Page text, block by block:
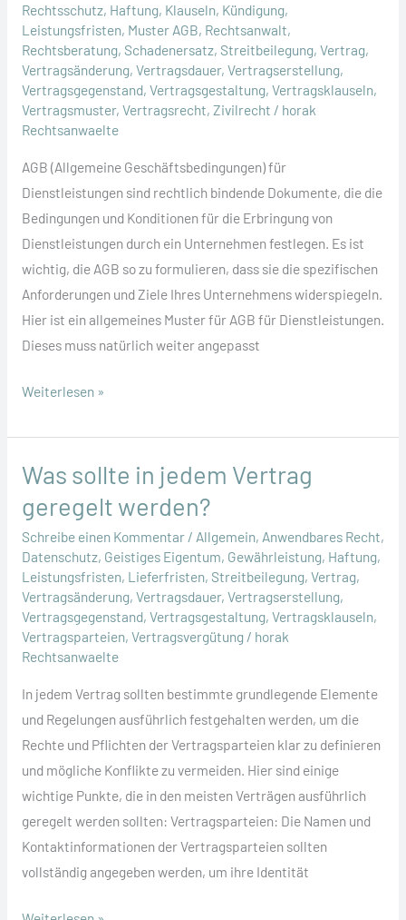
Rechtsschutz, Haftung, Klauseln, Kündigung,
Leistungsfristen, Muster AGB, Rechtsanwalt,
Rechtsberatung, Schadenersatz, Streitbeilegung, Vertrag,
Vertragsänderung, Vertragsdauer, Vertragserstellung,
Vertragsgegenstand, Vertragsgestaltung, Vertragsklauseln,
Vertragsmuster, Vertragsrecht, Zivilrecht / horak
Rechtsanwaelte
AGB (Allgemeine Geschäftsbedingungen) für
Dienstleistungen sind rechtlich bindende Dokumente, die die
Bedingungen und Konditionen für die Erbringung von
Dienstleistungen durch ein Unternehmen festlegen. Es ist
wichtig, die AGB so zu formulieren, dass sie die spezifischen
Anforderungen und Ziele Ihres Unternehmens widerspiegeln.
Hier ist ein allgemeines Muster für AGB für Dienstleistungen.
Dieses muss natürlich weiter angepasst
AGB
Dienstleistungen
Weiterlesen »
Was sollte in jedem Vertrag
geregelt werden?
Schreibe einen Kommentar / Allgemein, Anwendbares Recht,
Datenschutz, Geistiges Eigentum, Gewährleistung, Haftung,
Leistungsfristen, Lieferfristen, Streitbeilegung, Vertrag,
Vertragsänderung, Vertragsdauer, Vertragserstellung,
Vertragsgegenstand, Vertragsgestaltung, Vertragsklauseln,
Vertragsparteien, Vertragsvergütung/ horak
Rechtsanwaelte
In jedem Vertrag sollten bestimmte grundlegende Elemente
und Regelungen ausführlich festgehalten werden, um die
Rechte und Pflichten der Vertragsparteien klar zu definieren
und mögliche Konflikte zu vermeiden. Hier sind einige
wichtige Punkte, die in den meisten Verträgen ausführlich
geregelt werden sollten: Vertragsparteien: Die Namen und
Kontaktinformationen der Vertragsparteien sollten
vollständig angegeben werden, um ihre Identität